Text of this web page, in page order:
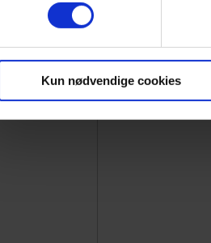
Kun nødvendige cookies